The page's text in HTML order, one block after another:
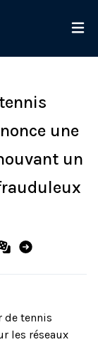
une
un
de tennis
les réseaux